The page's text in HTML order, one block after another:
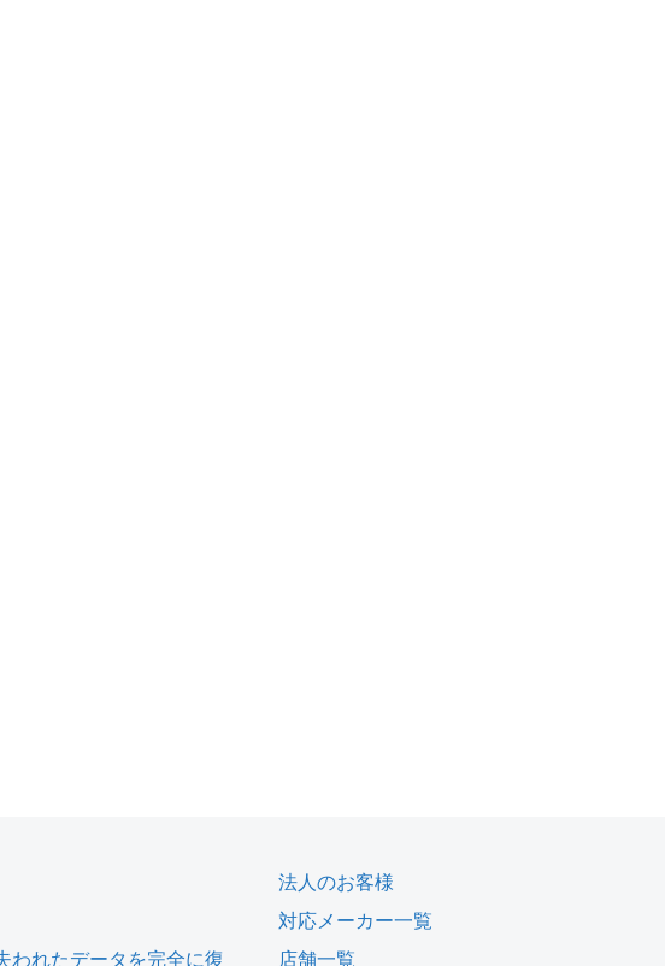
われたデータを完全に復
法人のお客様
対応メーカー一覧
店舗一覧